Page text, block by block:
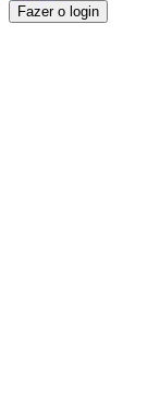
Fazer o login